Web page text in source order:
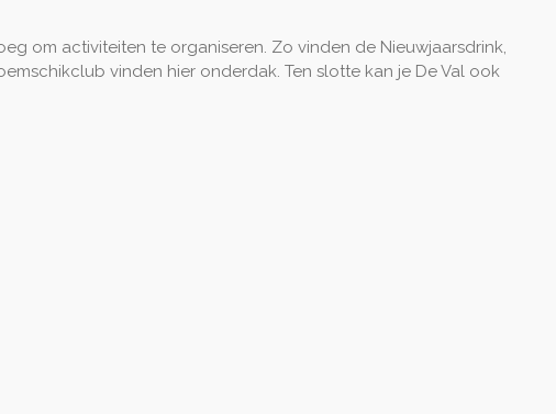
om activiteiten te organiseren. Zo vinden de Nieuwjaarsdrink,
vinden hier onderdak. Ten slotte kan je De Val ook